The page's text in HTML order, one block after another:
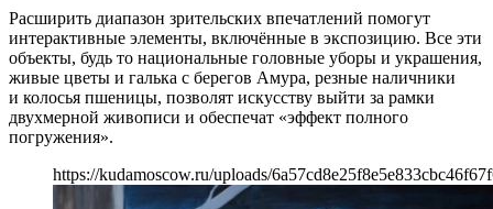
Расширить диапазон зрительских впечатлений помогут
интерактивные элементы, включённые в экспозицию. Все эти
объекты, будь то национальные головные уборы и украшения,
живые цветы и галька с берегов Амура, резные наличники
и колосья пшеницы, позволят искусству выйти за рамки
двухмерной живописи и обеспечат «эффект полного
погружения».
https://kudamoscow.ru/uploads/